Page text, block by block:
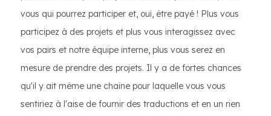
vous qui pourrez participer et, oui, être payé ! Plus vous
participez à des projets et plus vous interagissez avec
vos pairs et notre équipe interne, plus vous serez en
mesure de prendre des projets. Il y a de fortes chances
qu'il y ait même une chaîne pour laquelle vous vous
sentiriez à l'aise de fournir des traductions et en un rien